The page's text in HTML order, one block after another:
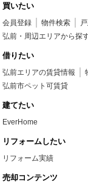
買いたい
会員登録 物件検索
弘前・周辺エリアから探
借りたい
弘前エリアの賃貸情報
弘前市ペット可賃貸
建てたい
EverHome
リフォームしたい
リフォーム実績
売却コンテンツ